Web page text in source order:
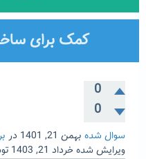
کمک برای
0
0
سوال شده بهمن 21, 1401 در
ویرایش شدهخرداد 21, 1403